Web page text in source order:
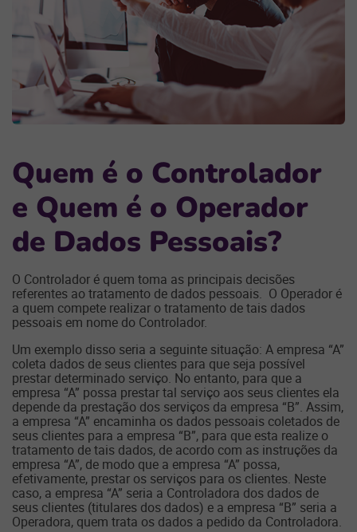
Quem é o Controlador
e Quem é o Operador
de Dados Pessoais?
O Controlador é quem toma as principais decisões
referentes ao tratamento de dados pessoais. O Operador é
a quem compete realizar o tratamento de tais dados
pessoais em nome do Controlador.
Um exemplo disso seria a seguinte situação: A empresa “A”
coleta dados de seus clientes para que seja possível
prestar determinado serviço. No entanto, para que a
empresa “A” possa prestar tal serviço aos seus clientes ela
depende da prestação dos serviços da empresa “B”. Assim,
a empresa “A” encaminha os dados pessoais coletados de
seus clientes para a empresa “B”, para que esta realize o
tratamento de tais dados, de acordo com as instruções da
empresa “A”, de modo que a empresa “A” possa,
efetivamente, prestar os serviços para os clientes. Neste
caso, a empresa “A” seria a Controladora dos dados de
seus clientes (titulares dos dados) e a empresa “B” seria a
Operadora, quem trata os dados a pedido da Controladora.